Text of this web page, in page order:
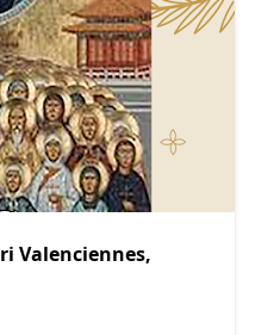
Valenciennes,